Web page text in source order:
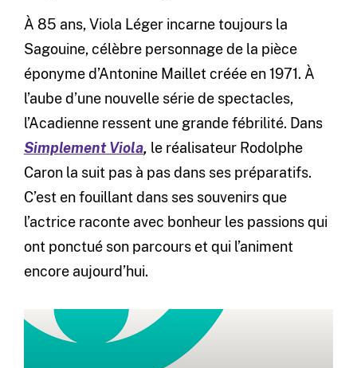
À 85 ans, Viola Léger incarne toujours la
Sagouine, célèbre personnage de la pièce
éponyme d’Antonine Maillet créée en 1971. À
l’aube d’une nouvelle série de spectacles,
l’Acadienne ressent une grande fébrilité. Dans
Simplement Viola, le réalisateur Rodolphe
Caron la suit pas à pas dans ses préparatifs.
C’est en fouillant dans ses souvenirs que
l’actrice raconte avec bonheur les passions qui
ont ponctué son parcours et qui l’animent
encore aujourd’hui.